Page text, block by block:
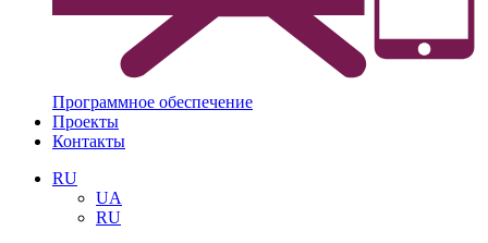
Программное обеспечение
Проекты
Контакты
RU
UA
RU